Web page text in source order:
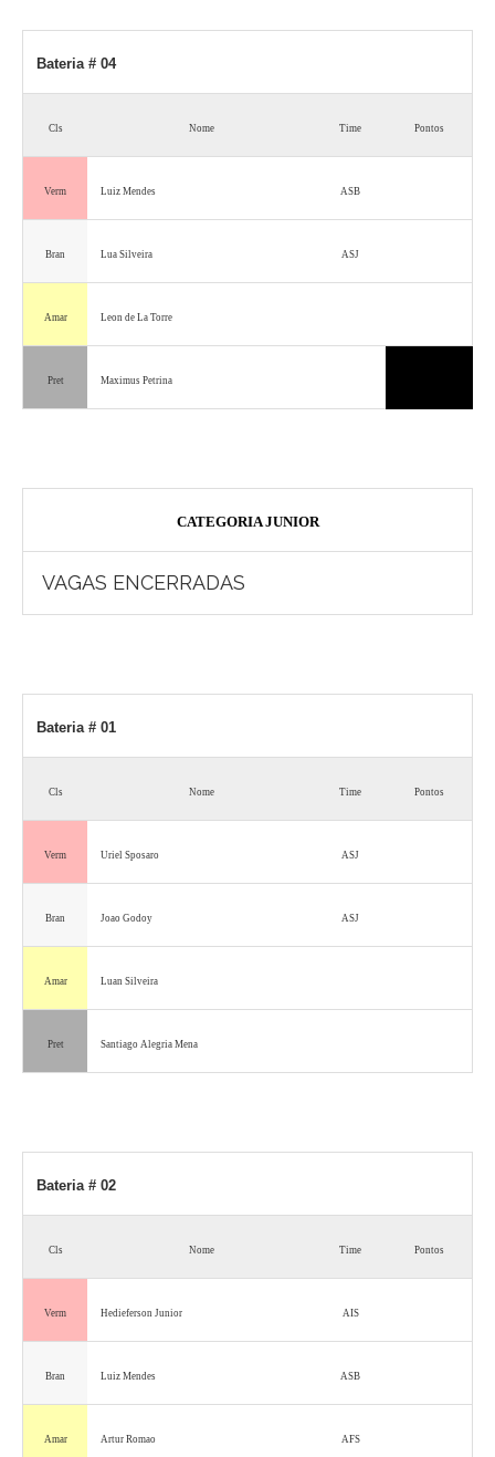
Bateria # 04
Cls Nome Time Pontos
Verm Luiz Mendes ASB
Bran Lua Silveira ASJ
Amar Leon de La Torre
Pret Maximus Petrina
CATEGORIA JUNIOR
VAGAS ENCERRADAS
Bateria # 01
Cls Nome Time Pontos
Verm Uriel Sposaro ASJ
Bran Joao Godoy ASJ
Amar Luan Silveira
Pret Santiago Alegria Mena
Bateria # 02
Cls Nome Time Pontos
Verm Hedieferson Junior AIS
Bran Luiz Mendes ASB
Amar Artur Romao AFS